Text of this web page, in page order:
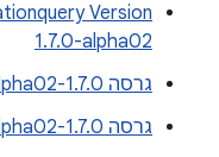
Version
1.7.0-alpha02
גרסה 1.7.0-alpha02 של המצלמה
גרסה 1.7.0-alpha02 של 'תצוגת עינית המצלמה'